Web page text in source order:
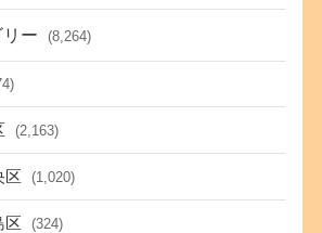
ー (8,264)
(2,163)
区 (1,020)
区 (324)